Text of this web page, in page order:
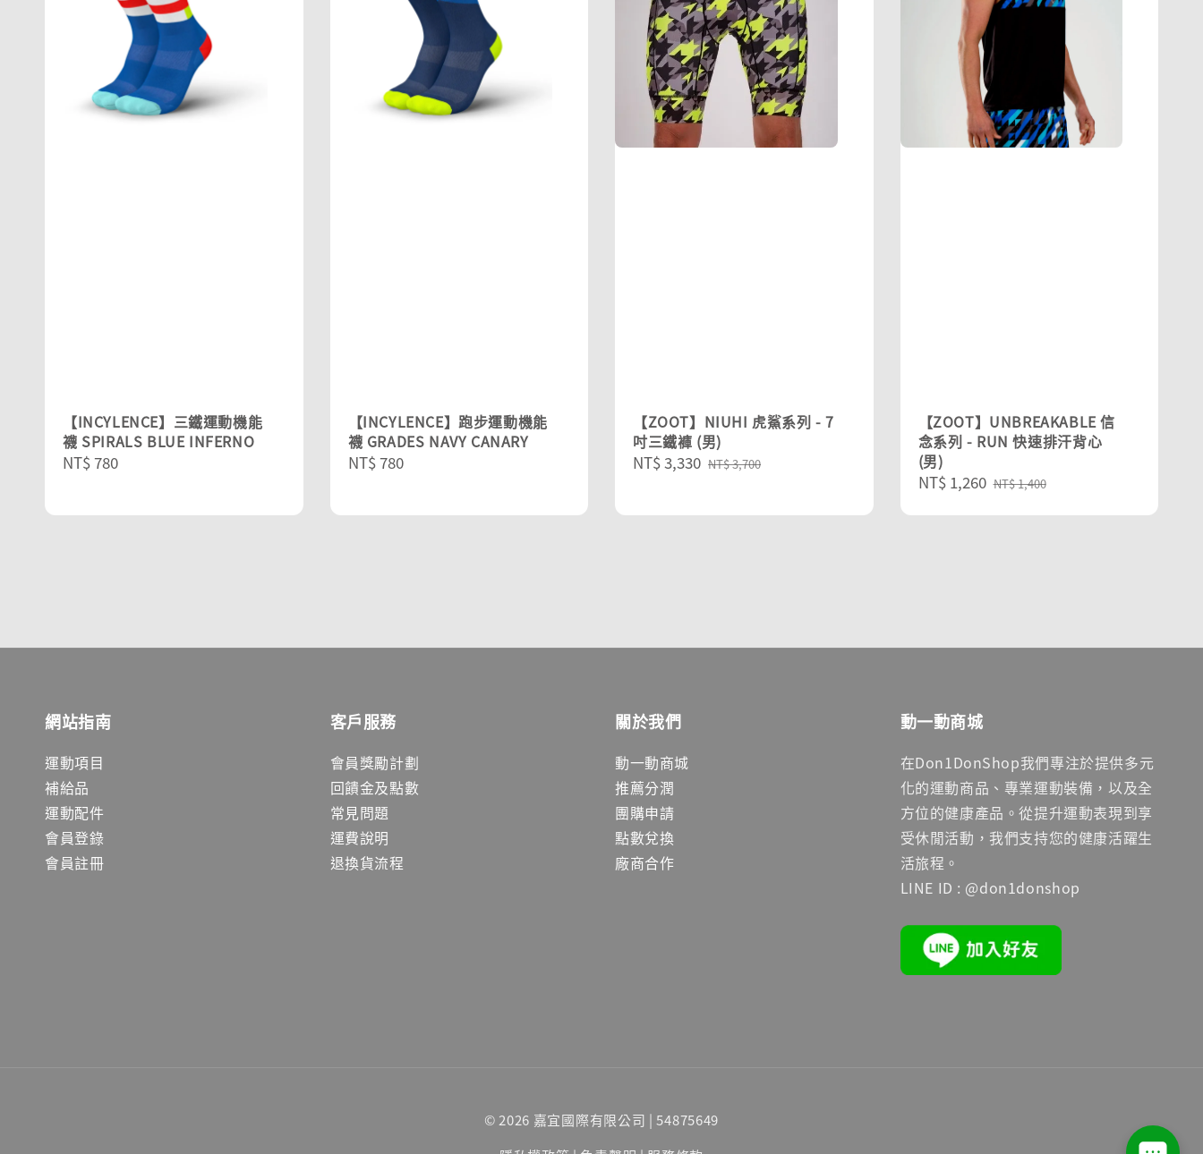
【INCYLENCE】三鐵運動機能
襪 SPIRALS BLUE INFERNO
Regular
NT$ 780
【INCYLENCE】跑步運動機能
襪 GRADES NAVY CANARY
Regular
NT$ 780
【ZOOT】NIUHI 虎鯊系列 - 7
吋三鐵褲 (男)
Sale
NT$ 3,330 Regular
NT$ 3,700
【ZOOT】UNBREAKABLE 信
念系列 - RUN 快速排汗背心
(男)
Sale
NT$ 1,260 Regular
NT$ 1,400
網站指南
運動項目
補給品
運動配件
會員登錄
會員註冊
客戶服務
會員獎勵計劃
回饋金及點數
常見問題
運費說明
退換貨流程
關於我們
動一動商城
推薦分潤
團購申請
點數兌換
廠商合作
動一動商城
在Don1DonShop我們專注於提供多元
化的運動商品、專業運動裝備，以及全
方位的健康產品。從提升運動表現到享
受休閒活動，我們支持您的健康活躍生
活旅程。
LINE ID : @don1donshop
© 2026 嘉宜國際有限公司 | 54875649